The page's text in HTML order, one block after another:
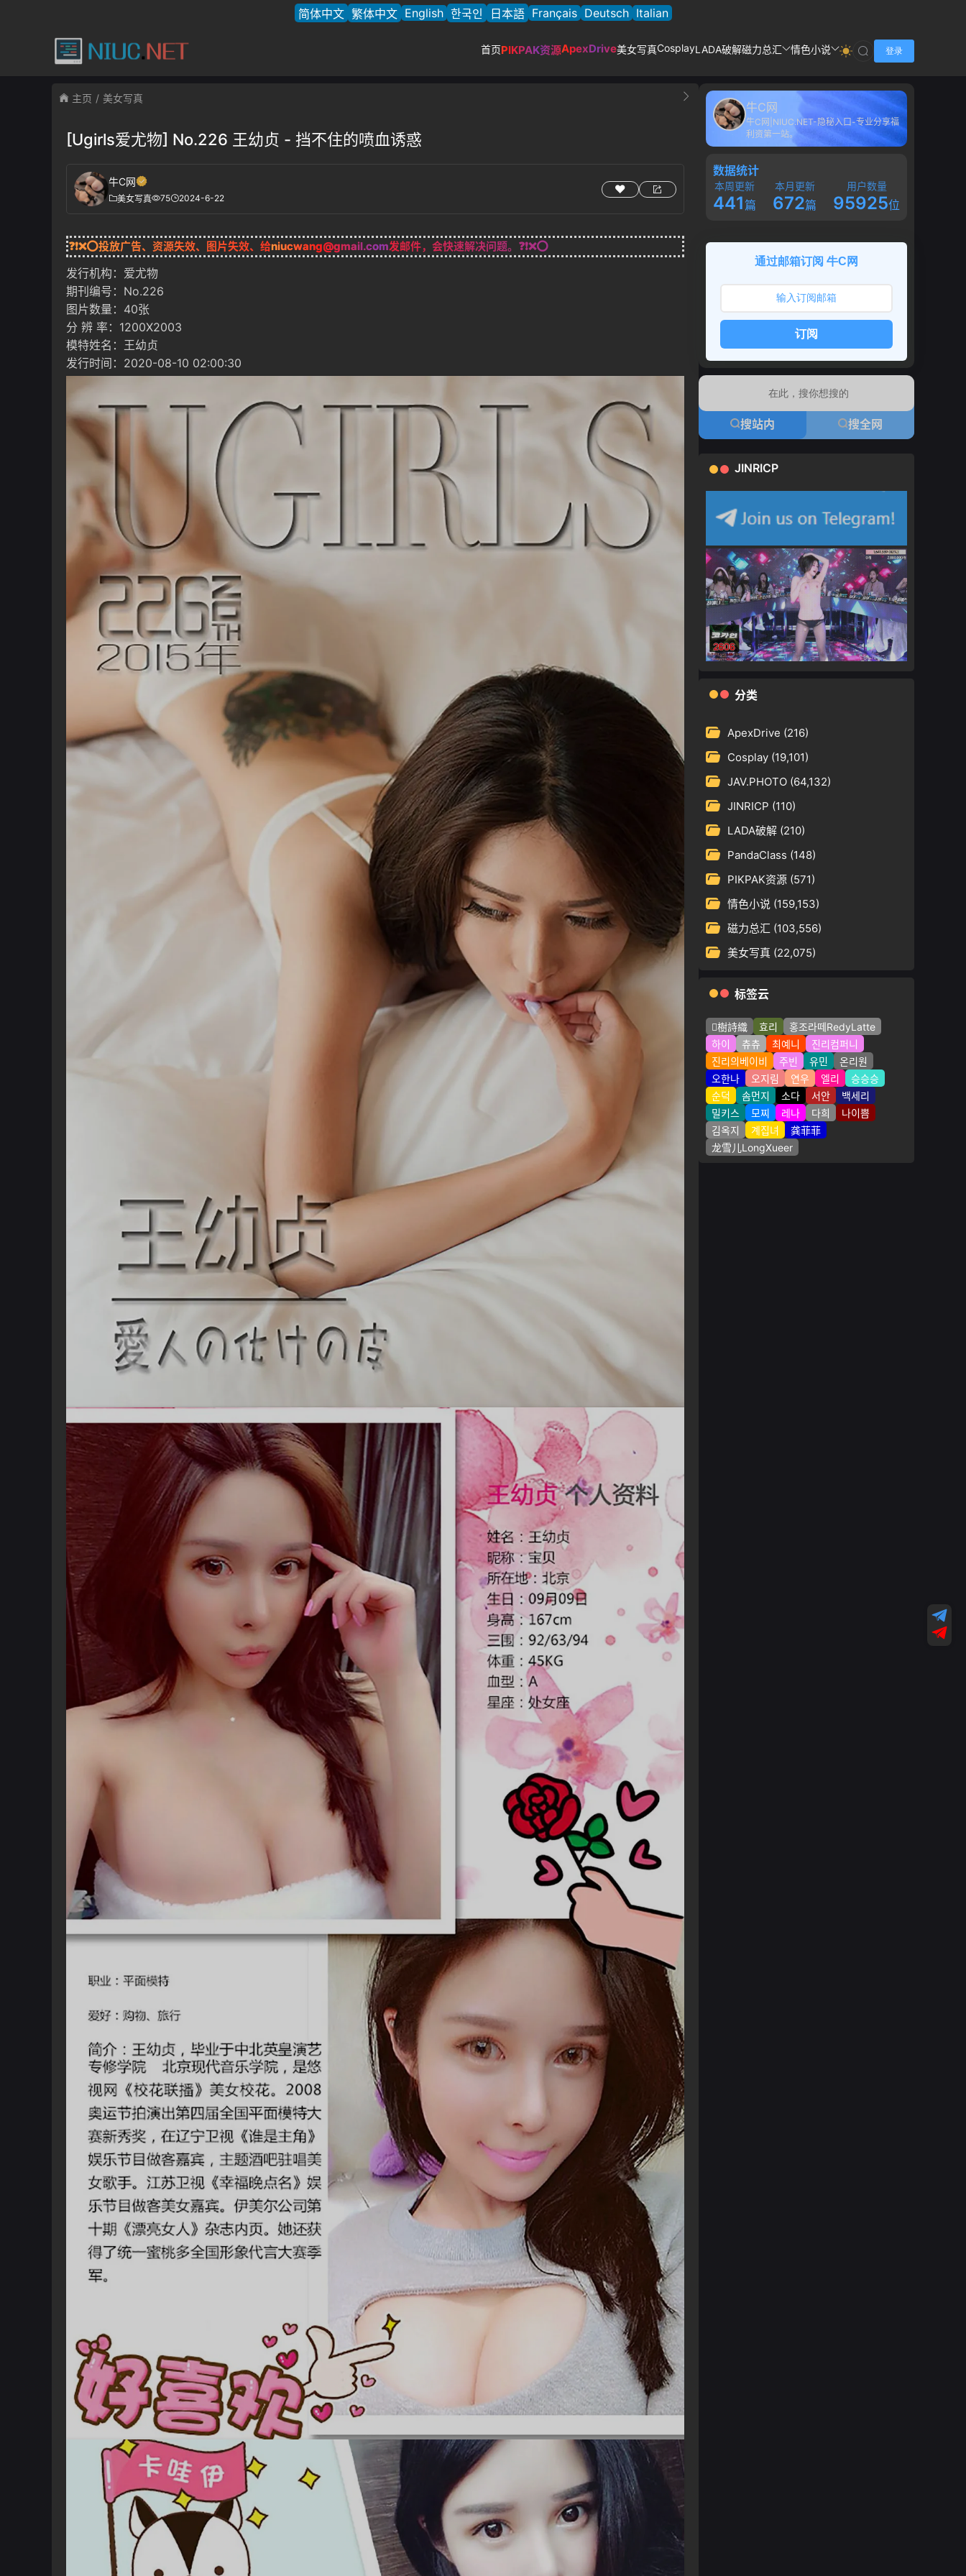
简体中文 繁体中文 English 한국인 日本語 Français Deutsch Italian
首页PIKPAK资源ApexDrive美女写真CosplayLADA破解磁力总汇 情色小说 登录
主页 美女写真
[Ugirls爱尤物] No.226 王幼贞 - 挡不住的喷血诱惑
牛C网
美女写真 75 2024-6-22
❓❗❌⭕投放广告、资源失效、图片失效、给niucwang@gmail.com发邮件，会快速解决问题。❓❗❌⭕
发行机构：爱尤物
期刊编号：No.226
图片数量：40张
分 辨 率：1200X2003
模特姓名：王幼贞
发行时间：2020-08-10 02:00:30
牛C网
牛C网|NIUC.NET-隐秘入口-专业分享福
利资第一站。
数据统计
本周更新
441篇
本月更新
672篇
用户数量
95925位
通过邮箱订阅 牛C网
订阅
搜站内 搜全网
JINRICP
分类
ApexDrive (216)
Cosplay (19,101)
JAV.PHOTO (64,132)
JINRICP (110)
LADA破解 (210)
PandaClass (148)
PIKPAK资源 (571)
情色小说 (159,153)
磁力总汇 (103,556)
美女写真 (22,075)
标签云
樹詩織 효리
홍조라떼RedyLatte
하이
츄츄 최예니
진리컴퍼니
진리의베이비
주빈 유민
온리원
오한나
오지림 연우 엘리
승승승
순덕
솜먼지 소다 서안
백세리
밀키스
모찌 레나 다희
나이쁨
김옥지
계집녀
龚菲菲
龙雪儿LongXueer